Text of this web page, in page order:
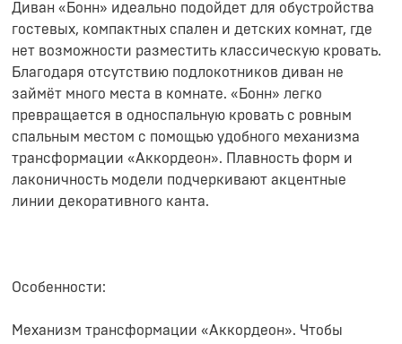
Диван «Бонн» идеально подойдет для обустройства
гостевых, компактных спален и детских комнат, где
нет возможности разместить классическую кровать.
Благодаря отсутствию подлокотников диван не
займёт много места в комнате. «Бонн» легко
превращается в односпальную кровать с ровным
спальным местом с помощью удобного механизма
трансформации «Аккордеон». Плавность форм и
лаконичность модели подчеркивают акцентные
линии декоративного канта.
Особенности:
Механизм трансформации «Аккордеон». Чтобы